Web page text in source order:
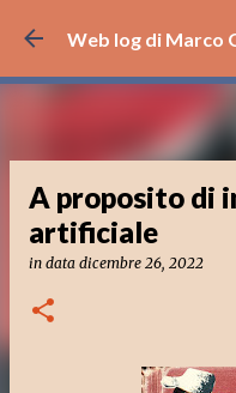
Passa ai
Web log di Marco
A proposito di
artificiale
in data dicembre 26, 2022